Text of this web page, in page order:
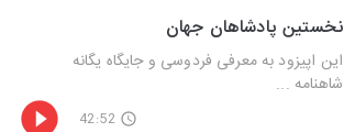
نخستین پادشاهان جهان
این اپیزود به معرفی فردوسی و جایگاه یگانه
شاهنامه ...
42:52